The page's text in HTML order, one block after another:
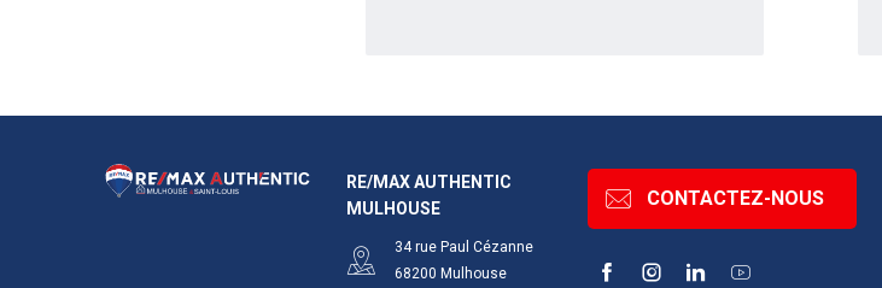
RE/MAX AUTHENTIC
MULHOUSE
34 rue Paul Cézanne
68200 Mulhouse
CONTACTEZ-NOUS
FacebookInstagramLinkedInYouTube